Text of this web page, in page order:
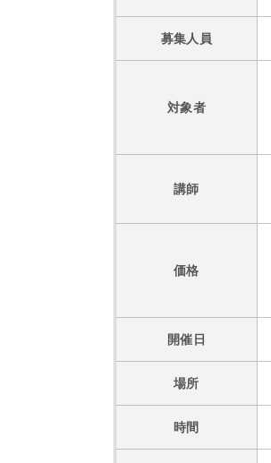
募集人員
対象者
講師
価格
開催日
場所
時間